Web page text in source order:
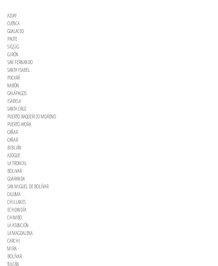
AZUAY
CUENCA
GUALACEO
PAUTE
SIGSIG
GIRÓN
SAN FERNANDO
SANTA ISABEL
PUCARÁ
NABÓN
GALÁPAGOS
ISABELA
SANTA CRUZ
PUERTO BAQUERIZO MORENO
PUERTO AYORA
CAÑAR
CAÑAR
BIBLIÁN
AZOGUE
LA TRONCAL
BOLIVAR
GUARANDA
SAN MIGUEL DE BOLÍVAR
CALUMA
CHILLANES
ECHEANDÍA
CHIMBO
LA ASUNCIÓN
LA MAGDALENA
CARCHI
MIRA
BOLÍVAR
TULCÁN